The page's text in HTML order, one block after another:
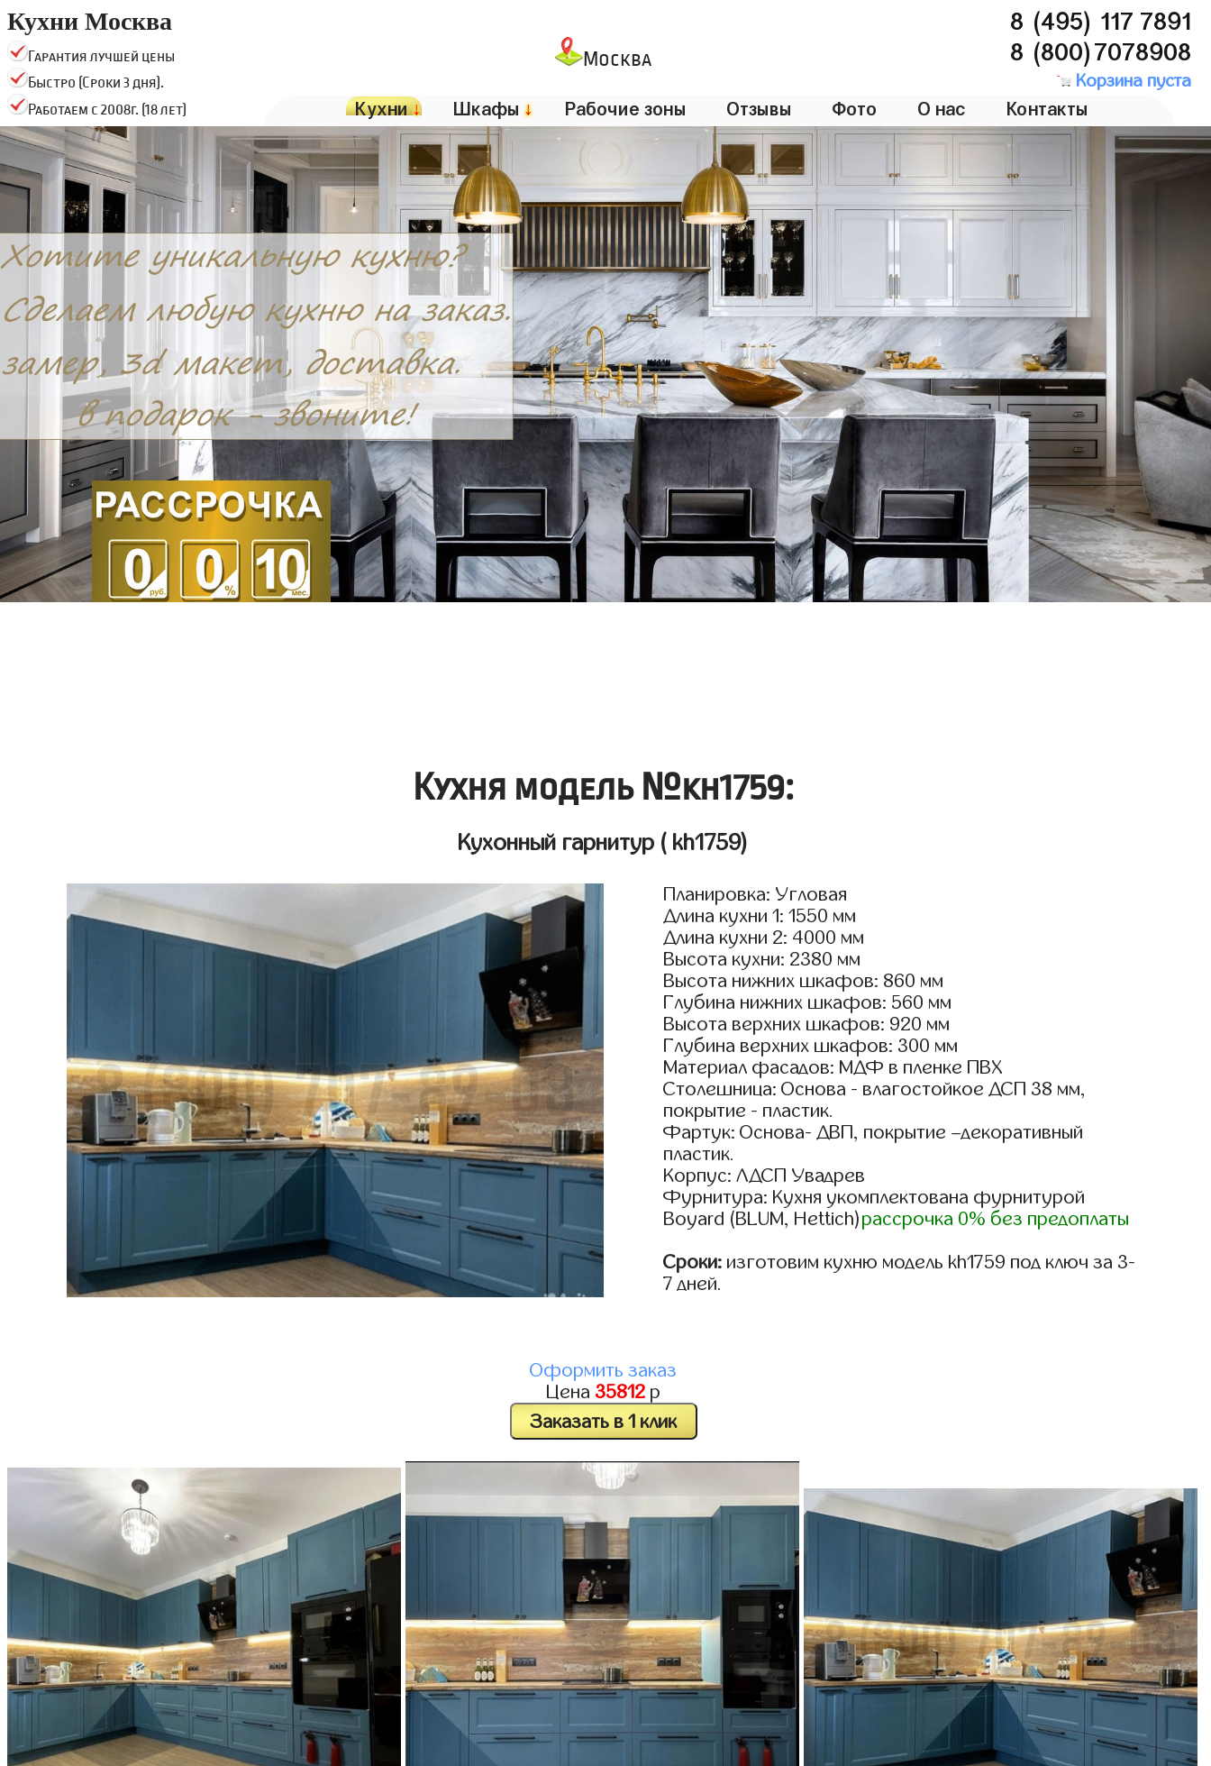
Кухни Москва
Гарантия лучшей цены
Быстро (Сроки 3 дня).
Работаем с 2008г. (18 лет)
Москва
8 (495) 117 7891
8 (800)7078908
Корзина пуста
Кухни↓ Шкафы ↓ Рабочие зоны Отзывы Фото О нас Контакты
Кухня модель №kh1759:
Кухонный гарнитур ( kh1759)
Планировка: Угловая
Длина кухни 1: 1550 мм
Длина кухни 2: 4000 мм
Высота кухни: 2380 мм
Высота нижних шкафов: 860 мм
Глубина нижних шкафов: 560 мм
Высота верхних шкафов: 920 мм
Глубина верхних шкафов: 300 мм
Материал фасадов: МДФ в пленке ПВХ
Столешница: Основа - влагостойкое ДСП 38 мм,
покрытие - пластик.
Фартук: Основа- ДВП, покрытие –декоративный
пластик.
Корпус: ЛДСП Увадрев
Фурнитура: Кухня укомплектована фурнитурой
Boyard (BLUM, Hettich)рассрочка 0% без предоплаты
Сроки: изготовим кухню модель kh1759 под ключ за 3-
7 дней.
Оформить заказ
Цена 35812 р
Заказать в 1 клик